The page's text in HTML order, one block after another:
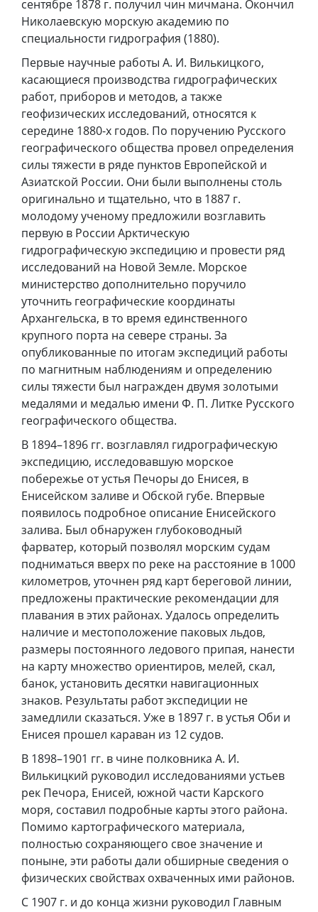
сентябре 1878 г. получил чин мичмана. Окончил
Николаевскую морскую академию по
специальности гидрография (1880).
Первые научные работы А. И. Вилькицкого,
касающиеся производства гидрографических
работ, приборов и методов, а также
геофизических исследований, относятся к
середине 1880-х годов. По поручению Русского
географического общества провел определения
силы тяжести в ряде пунктов Европейской и
Азиатской России. Они были выполнены столь
оригинально и тщательно, что в 1887 г.
молодому ученому предложили возглавить
первую в России Арктическую
гидрографическую экспедицию и провести ряд
исследований на Новой Земле. Морское
министерство дополнительно поручило
уточнить географические координаты
Архангельска, в то время единственного
крупного порта на севере страны. За
опубликованные по итогам экспедиций работы
по магнитным наблюдениям и определению
силы тяжести был награжден двумя золотыми
медалями и медалью имени Ф. П. Литке Русского
географического общества.
В 1894–1896 гг. возглавлял гидрографическую
экспедицию, исследовавшую морское
побережье от устья Печоры до Енисея, в
Енисейском заливе и Обской губе. Впервые
появилось подробное описание Енисейского
залива. Был обнаружен глубоководный
фарватер, который позволял морским судам
подниматься вверх по реке на расстояние в 1000
километров, уточнен ряд карт береговой линии,
предложены практические рекомендации для
плавания в этих районах. Удалось определить
наличие и местоположение паковых льдов,
размеры постоянного ледового припая, нанести
на карту множество ориентиров, мелей, скал,
банок, установить десятки навигационных
знаков. Результаты работ экспедиции не
замедлили сказаться. Уже в 1897 г. в устья Оби и
Енисея прошел караван из 12 судов.
В 1898–1901 гг. в чине полковника А. И.
Вилькицкий руководил исследованиями устьев
рек Печора, Енисей, южной части Карского
моря, составил подробные карты этого района.
Помимо картографического материала,
полностью сохраняющего свое значение и
поныне, эти работы дали обширные сведения о
физических свойствах охваченных ими районов.
С 1907 г. и до конца жизни руководил Главным